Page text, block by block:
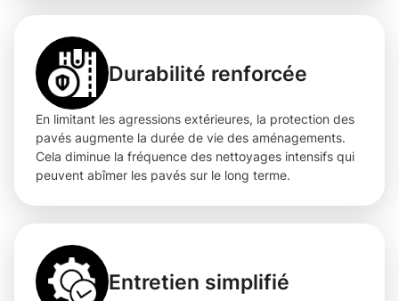
Durabilité renforcée
En limitant les agressions extérieures, la protection des
pavés augmente la durée de vie des aménagements.
Cela diminue la fréquence des nettoyages intensifs qui
peuvent abîmer les pavés sur le long terme.
Entretien simplifié